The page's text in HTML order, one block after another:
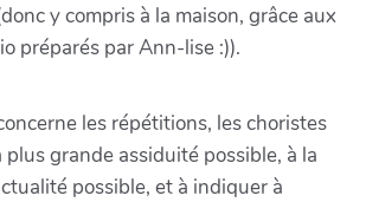
y compris à la maison, grâce aux
préparés par Ann-lise :)).
les répétitions, les choristes
plus grande assiduité possible, à la
possible, et à indiquer à